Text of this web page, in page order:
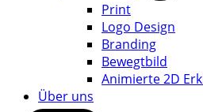
Print
Logo Design
Branding
Bewegtbild
Animierte 2D
Über uns